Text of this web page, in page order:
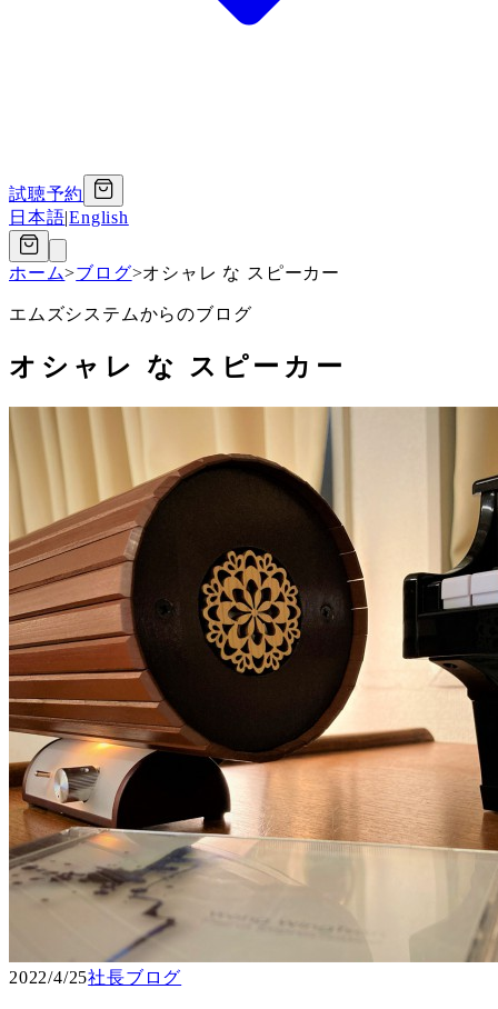
試聴予約
日本語|English
ホーム>ブログ>オシャレ な スピーカー
エムズシステムからのブログ
オシャレ な スピーカー
2022/4/25社長ブログ